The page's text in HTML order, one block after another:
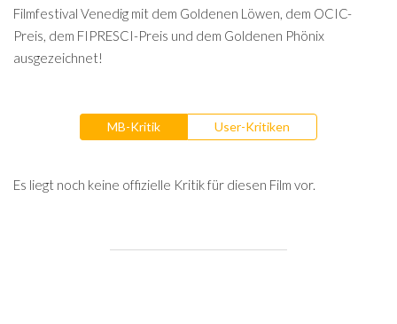
Filmfestival Venedig mit dem Goldenen Löwen, dem OCIC-
Preis, dem FIPRESCI-Preis und dem Goldenen Phönix
ausgezeichnet!
MB-Kritik User-Kritiken
Es liegt noch keine offizielle Kritik für diesen Film vor.